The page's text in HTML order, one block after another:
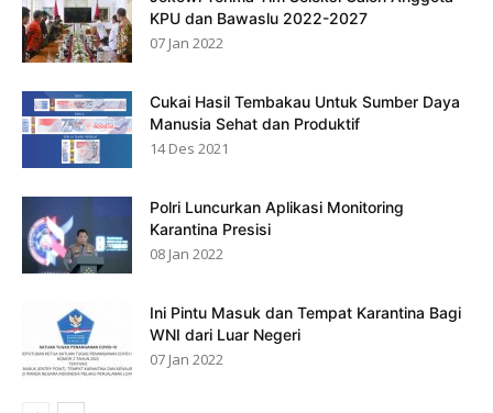
KPU dan Bawaslu 2022-2027
07 Jan 2022
Cukai Hasil Tembakau Untuk Sumber Daya
Manusia Sehat dan Produktif
14 Des 2021
Polri Luncurkan Aplikasi Monitoring
Karantina Presisi
08 Jan 2022
Ini Pintu Masuk dan Tempat Karantina Bagi
WNI dari Luar Negeri
07 Jan 2022